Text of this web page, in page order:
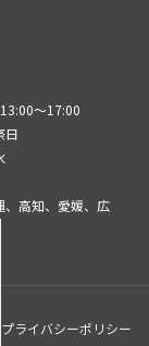
～17:00
日
、高知、愛媛、広
プライバシーポリシー